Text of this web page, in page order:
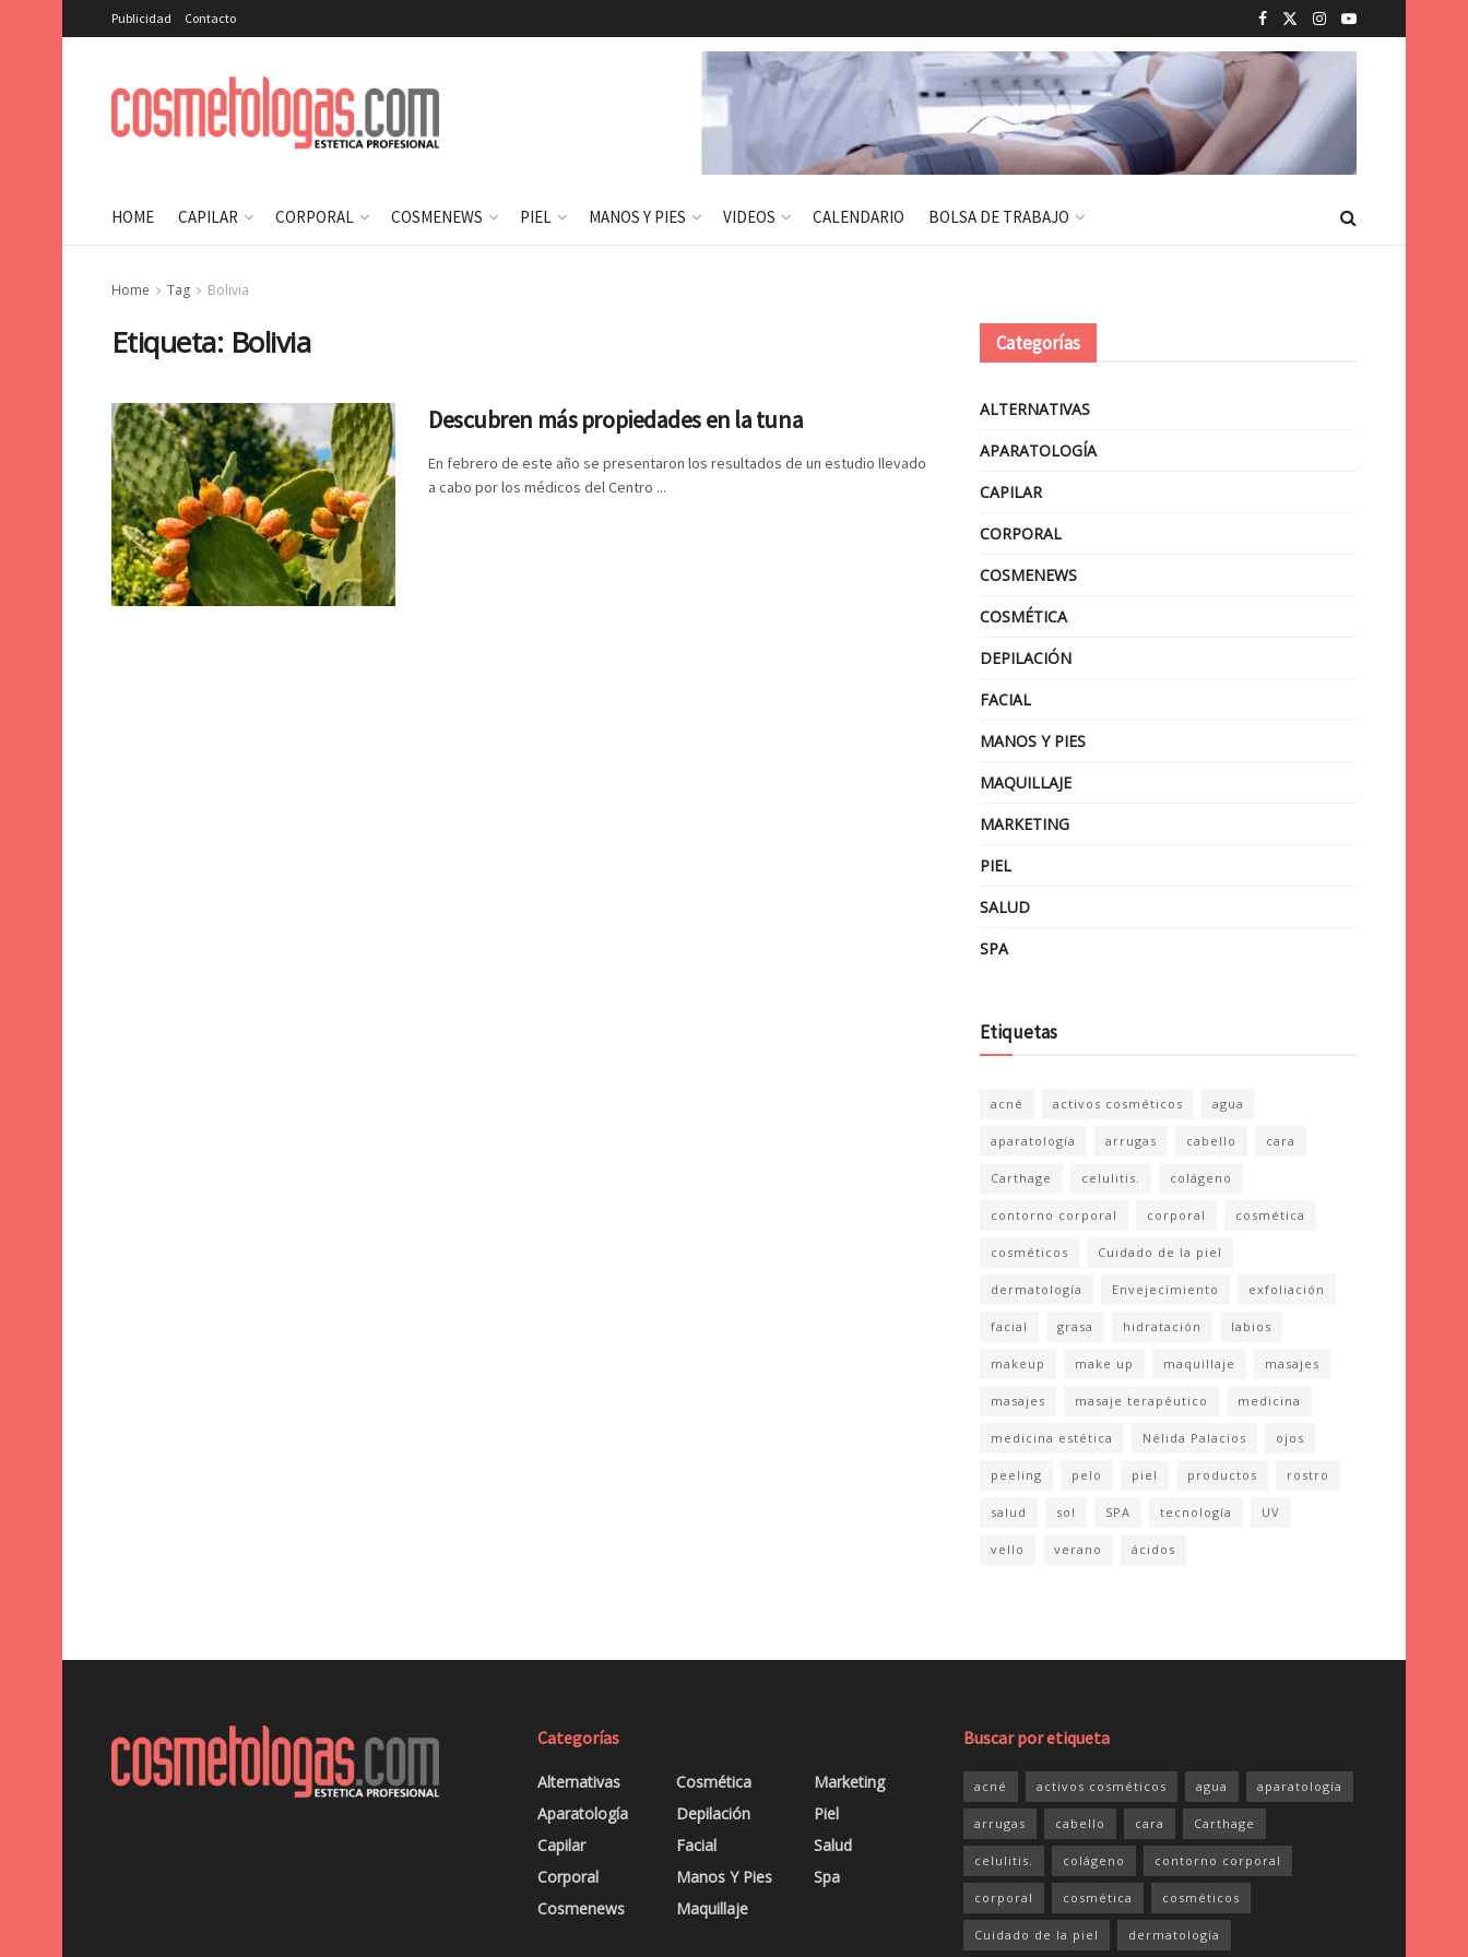
Publicidad Contacto
HOME CAPILAR CORPORAL COSMENEWS PIEL MANOS Y PIES VIDEOS CALENDARIO BOLSA DE TRABAJO
Home Tag Bolivia
Etiqueta: Bolivia
Descubren más propiedades en la tuna
En febrero de este año se presentaron los resultados de un estudio llevado
a cabo por los médicos del Centro ...
Categorías
ALTERNATIVAS
APARATOLOGÍA
CAPILAR
CORPORAL
COSMENEWS
COSMÉTICA
DEPILACIÓN
FACIAL
MANOS Y PIES
MAQUILLAJE
MARKETING
PIEL
SALUD
SPA
Etiquetas
acné activos cosméticos agua
aparatología arrugas cabello cara
Carthage celulitis. colágeno
contorno corporal corporal cosmética
cosméticos Cuidado de la piel
dermatología Envejecimiento exfoliación
facial grasa hidratación labios
makeup make up maquillaje masajes
masajes masaje terapéutico medicina
medicina estética Nélida Palacios ojos
peeling pelo piel productos rostro
salud sol SPA tecnología UV
vello verano ácidos
Categorías
Alternativas
Aparatología
Capilar
Corporal
Cosmenews
Cosmética
Depilación
Facial
Manos Y Pies
Maquillaje
Marketing
Piel
Salud
Spa
Buscar por etiqueta
acné activos cosméticos agua aparatología
arrugas cabello cara Carthage
celulitis. colágeno contorno corporal
corporal cosmética cosméticos
Cuidado de la piel dermatología